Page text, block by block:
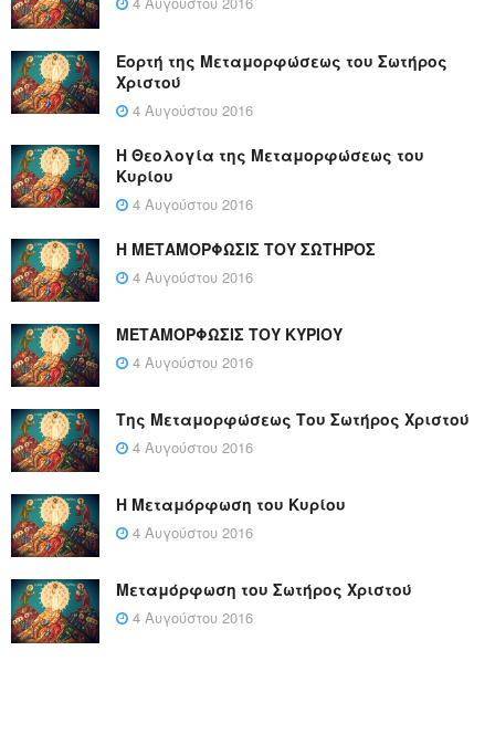
Εορτή της Μεταμορφώσεως του Σωτήρος
Χριστού
4 Αυγούστου 2016
Η Θεολογία της Μεταμορφώσεως του
Κυρίου
4 Αυγούστου 2016
Η ΜΕΤΑΜΟΡΦΩΣΙΣ ΤΟΥ ΣΩΤΗΡΟΣ
4 Αυγούστου 2016
ΜΕΤΑΜΟΡΦΩΣΙΣ ΤΟΥ ΚΥΡΙΟΥ
4 Αυγούστου 2016
Της Μεταμορφώσεως Του Σωτήρος Χριστού
4 Αυγούστου 2016
Η Μεταμόρφωση του Κυρίου
4 Αυγούστου 2016
Μεταμόρφωση του Σωτήρος Χριστού
4 Αυγούστου 2016